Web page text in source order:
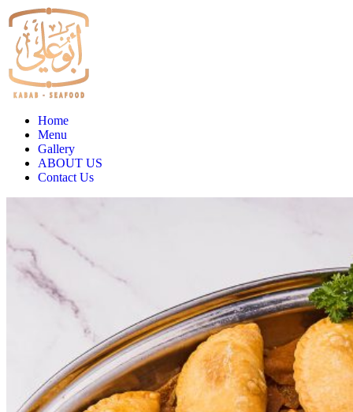
Home
Menu
Gallery
ABOUT US
Contact Us